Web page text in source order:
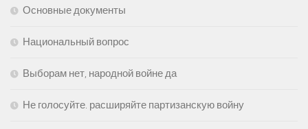
Основные документы
Национальный вопрос
Выборам нет, народной войне да
Не голосуйте. расширяйте партизанскую войну